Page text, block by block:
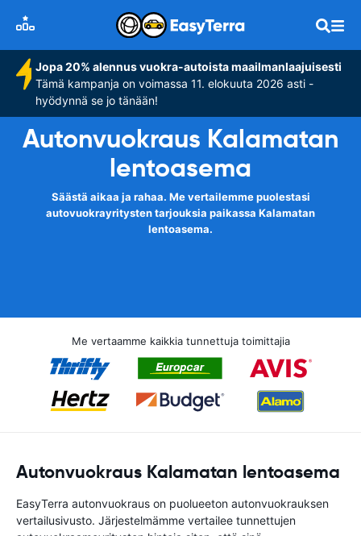
Jopa 20% alennus vuokra-autoista maailmanlaajuisesti
Tämä kampanja on voimassa 11. elokuuta 2026 asti -
hyödynnä se jo tänään!
Autonvuokraus Kalamatan
lentoasema
Säästä aikaa ja rahaa. Me vertailemme puolestasi
autovuokrayritysten tarjouksia paikassa Kalamatan
lentoasema.
Me vertaamme kaikkia tunnettuja toimittajia
Autonvuokraus Kalamatan lentoasema
EasyTerra autonvuokraus on puolueeton autonvuokrauksen
vertailusivusto. Järjestelmämme vertailee tunnettujen